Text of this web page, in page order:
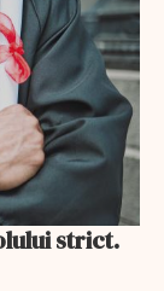
strict.